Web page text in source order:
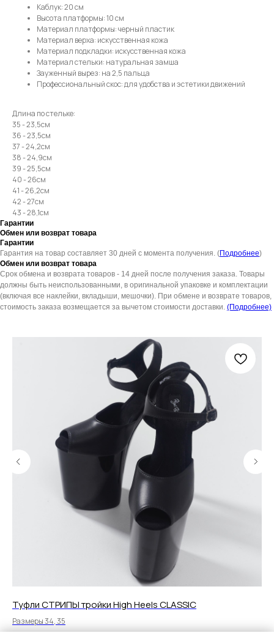
Нажимая на кнопку, вы даете согласие на обработку своих
персональных данных согласно 152-ФЗ.
Каблук: 20 см
Высота платформы: 10 см
Материал платформы: черный пластик
Материал верха: искусственная кожа
Материал подкладки: искусственная кожа
Материал стельки: натуральная замша
Зауженный вырез: на 2,5 пальца
Профессиональный скос: для удобства и эстетики движений
Длина по стельке:
35 - 23,5см
36 - 23,5см
37 - 24,2см
38 - 24,9см
39 - 25,5см
40 - 26см
41 - 26,2см
42 - 27см
43 - 28,1см
Гарантии
Обмен или возврат товара
Гарантии
Гарантия на товар составляет 30 дней с момента получения. (Подробнее)
Обмен или возврат товара
Срок обмена и возврата товаров - 14 дней после получения заказа. Товары
должны быть неиспользованными, в оригинальной упаковке и комплектации
(включая все наклейки, вкладыши, мешочки). При обмене и возврате товаров,
стоимость заказа возмещается за вычетом стоимости доставки. (Подробнее)
Туфли СТРИПЫ тройки High Heels CLASSIC
Размеры 34, 35